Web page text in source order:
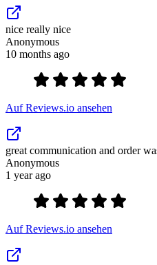
nice really nice
Anonymous
10 months ago
Auf Reviews.io ansehen
great communication and order
Anonymous
1 year ago
Auf Reviews.io ansehen